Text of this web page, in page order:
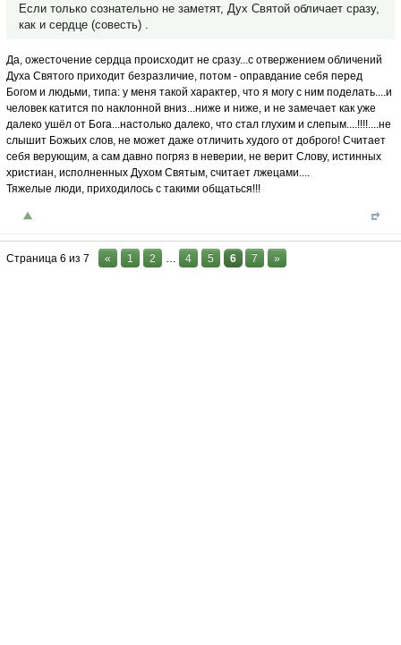
Если только сознательно не заметят, Дух Святой обличает сразу,
как и сердце (совесть) .
Да, ожесточение сердца происходит не сразу...с отвержением обличений
Духа Святого приходит безразличие, потом - оправдание себя перед
Богом и людьми, типа: у меня такой характер, что я могу с ним поделать....и
человек катится по наклонной вниз...ниже и ниже, и не замечает как уже
далеко ушёл от Бога...настолько далеко, что стал глухим и слепым....!!!!....не
слышит Божьих слов, не может даже отличить худого от доброго! Считает
себя верующим, а сам давно погряз в неверии, не верит Слову, истинных
христиан, исполненных Духом Святым, считает лжецами....
Тяжелые люди, приходилось с такими общаться!!!
Страница 6 из 7 « 1 2 … 4 5 6 7 »